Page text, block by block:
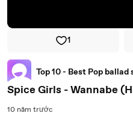
1
Top 10 - Best Pop ballad
Spice Girls - Wannabe
10 năm trước